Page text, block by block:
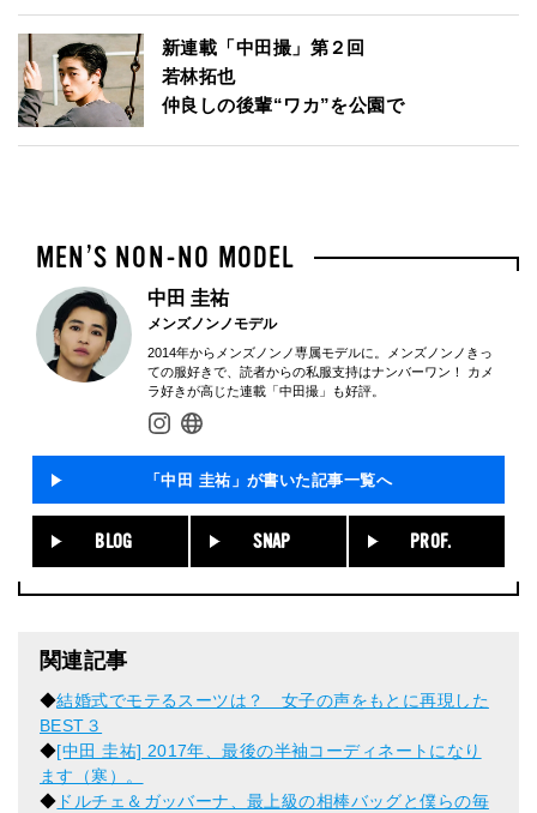
新連載「中田撮」第２回
若林拓也
仲良しの後輩“ワカ”を公園で
中田 圭祐
メンズノンノモデル
2014年からメンズノンノ専属モデルに。メンズノンノきっ
ての服好きで、読者からの私服支持はナンバーワン！ カメ
ラ好きが高じた連載「中田撮」も好評。
「中田 圭祐」が書いた記事一覧へ
BLOG SNAP PROF.
関連記事
◆結婚式でモテるスーツは？ 女子の声をもとに再現した
BEST３
◆[中田 圭祐] 2017年、最後の半袖コーディネートになり
ます（寒）。
◆ ドルチェ＆ガッバーナ、最上級の相棒バッグと僕らの毎